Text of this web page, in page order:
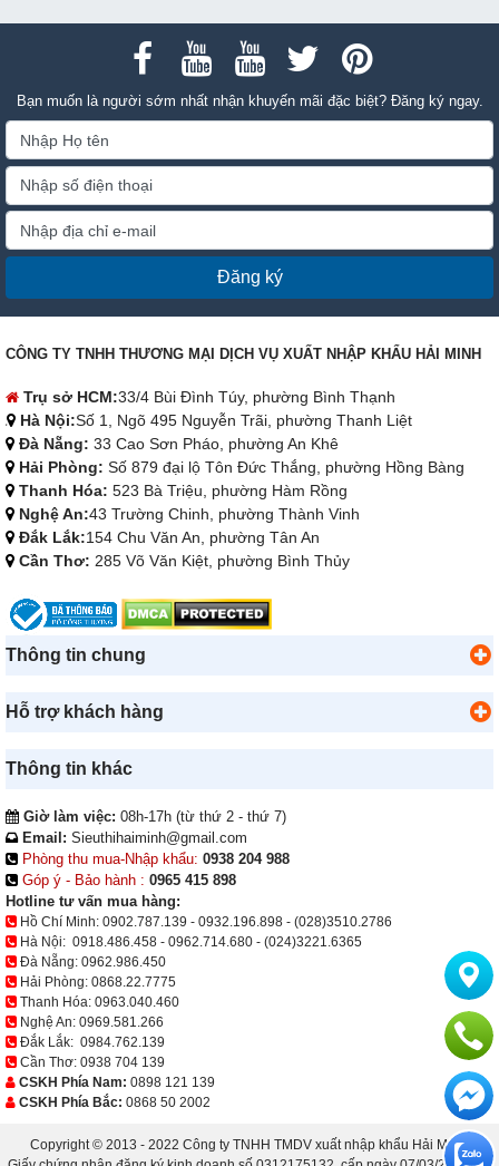
Bạn muốn là người sớm nhất nhận khuyến mãi đặc biệt? Đăng ký ngay.
Đăng ký
CÔNG TY TNHH THƯƠNG MẠI DỊCH VỤ XUẤT NHẬP KHẨU HẢI MINH
Trụ sở HCM:33/4 Bùi Đình Túy, phường Bình Thạnh
Hà Nội:Số 1, Ngõ 495 Nguyễn Trãi, phường Thanh Liệt
Đà Nẵng: 33 Cao Sơn Pháo, phường An Khê
Hải Phòng: Số 879 đại lộ Tôn Đức Thắng, phường Hồng Bàng
Thanh Hóa: 523 Bà Triệu, phường Hàm Rồng
Nghệ An:43 Trường Chinh, phường Thành Vinh
Đắk Lắk:154 Chu Văn An, phường Tân An
Cần Thơ: 285 Võ Văn Kiệt, phường Bình Thủy
Thông tin chung
Hỗ trợ khách hàng
Thông tin khác
Giờ làm việc: 08h-17h (từ thứ 2 - thứ 7)
Email: Sieuthihaiminh@gmail.com
Phòng thu mua-Nhập khẩu: 0938 204 988
Góp ý - Bảo hành : 0965 415 898
Hotline tư vấn mua hàng:
Hồ Chí Minh: 0902.787.139 - 0932.196.898 - (028)3510.2786
Hà Nội: 0918.486.458 - 0962.714.680 - (024)3221.6365
Đà Nẵng: 0962.986.450
Hải Phòng: 0868.22.7775
Thanh Hóa: 0963.040.460
Nghệ An: 0969.581.266
Đắk Lắk: 0984.762.139
Cần Thơ: 0938 704 139
CSKH Phía Nam: 0898 121 139
CSKH Phía Bắc: 0868 50 2002
Copyright © 2013 - 2022 Công ty TNHH TMDV xuất nhập khẩu Hải Minh.